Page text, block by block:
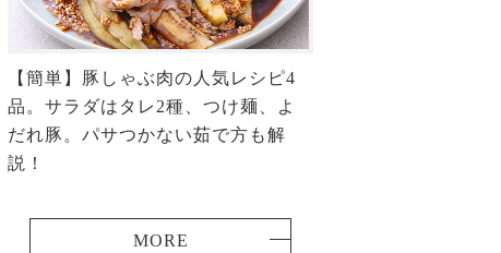
【簡単】豚しゃぶ肉の人気レシピ4
品。サラダはタレ2種、つけ麺、よ
だれ豚。パサつかない茹で方も解
説！
MORE